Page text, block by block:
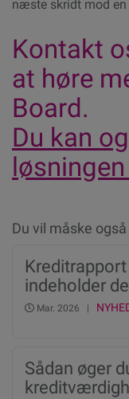
næste skridt mod
Kontakt
at høre
Board.
Du kan
Du vil måske
indeholder
Mar. 2026 |
Sådan øger